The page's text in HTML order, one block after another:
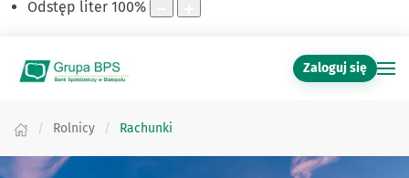
Odstęp liter 100%
Zaloguj się
Rolnicy Rachunki